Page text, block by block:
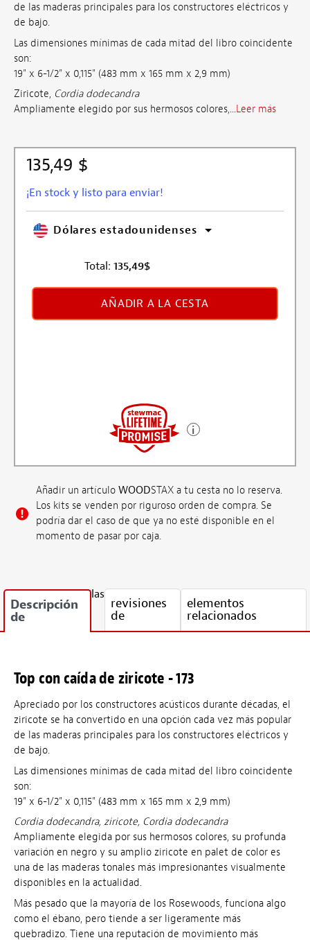
de las maderas principales para los constructores eléctricos y
de bajo.
Las dimensiones mínimas de cada mitad del libro coincidente
son:
19" x 6-1/2" x 0,115" (483 mm x 165 mm x 2,9 mm)
Ziricote, Cordia dodecandra
Ampliamente elegido por sus hermosos colores,...Leer más
135,49 $
¡En stock y listo para enviar!
Dólares estadounidenses
Total: 135,49$
AÑADIR A LA CESTA
Añadir un artículo WOODSTAX a tu cesta no lo reserva.
Los kits se venden por riguroso orden de compra. Se
podría dar el caso de que ya no esté disponible en el
momento de pasar por caja.
Descripción
de
las
revisiones
de
elementos
relacionados
Top con caída de ziricote - 173
Apreciado por los constructores acústicos durante décadas, el
ziricote se ha convertido en una opción cada vez más popular
de las maderas principales para los constructores eléctricos y
de bajo.
Las dimensiones mínimas de cada mitad del libro coincidente
son:
19" x 6-1/2" x 0,115" (483 mm x 165 mm x 2,9 mm)
Cordia dodecandra, ziricote, Cordia dodecandra
Ampliamente elegida por sus hermosos colores, su profunda
variación en negro y su amplio ziricote en palet de color es
una de las maderas tonales más impresionantes visualmente
disponibles en la actualidad.
Más pesado que la mayoría de los Rosewoods, funciona algo
como el ébano, pero tiende a ser ligeramente más
quebradizo. Tiene una reputación de movimiento más